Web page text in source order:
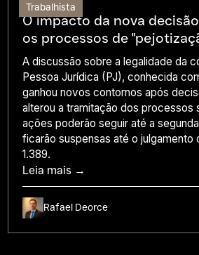
Trabalhista
O impacto da nova
os processos de
A discussão sobre a legalidade da
Pessoa Jurídica (PJ), conhecida
ganhou novos contornos após
alterou a tramitação dos processos
ações poderão seguir até a
ficarão suspensas até o julgamento
1.389.
Leia mais →
Rafael Deorce